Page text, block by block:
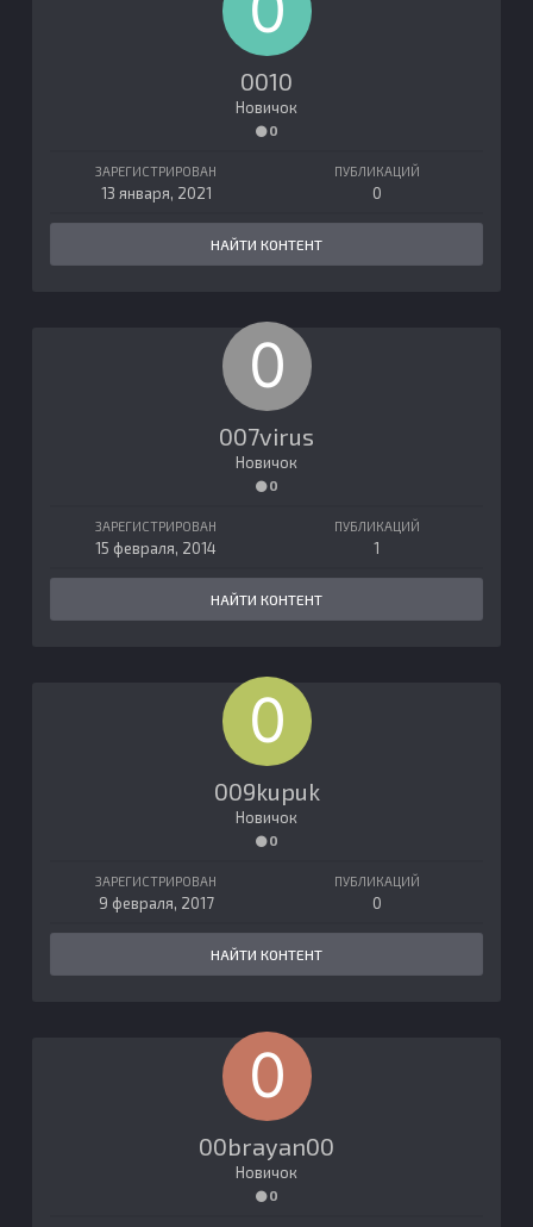
0010
Новичок
0
ЗАРЕГИСТРИРОВАН
13 января, 2021
ПУБЛИКАЦИЙ
0
НАЙТИ КОНТЕНТ
007virus
Новичок
0
ЗАРЕГИСТРИРОВАН
15 февраля, 2014
ПУБЛИКАЦИЙ
1
НАЙТИ КОНТЕНТ
009kupuk
Новичок
0
ЗАРЕГИСТРИРОВАН
9 февраля, 2017
ПУБЛИКАЦИЙ
0
НАЙТИ КОНТЕНТ
00brayan00
Новичок
0